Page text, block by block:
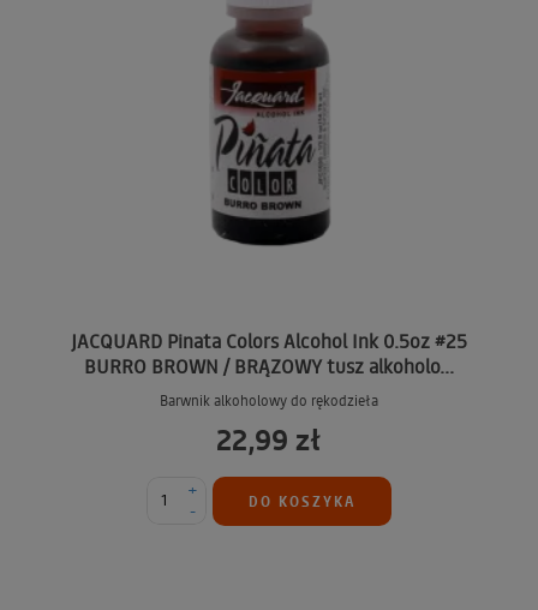
JACQUARD Pinata Colors Alcohol Ink 0.5oz #25
BURRO BROWN / BRĄZOWY tusz alkoholo...
Barwnik alkoholowy do rękodzieła
22,99 zł
-
+
DO KOSZYKA